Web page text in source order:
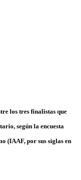
los tres finalistas que
según la encuesta
(IAAF, por sus siglas en